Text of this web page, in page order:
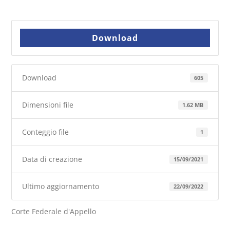
Download
Download 605
Dimensioni file 1.62 MB
Conteggio file 1
Data di creazione 15/09/2021
Ultimo aggiornamento 22/09/2022
Corte Federale d'Appello